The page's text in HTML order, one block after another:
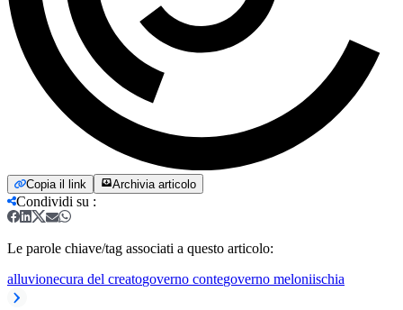
Copia il link Archivia articolo
Condividi su :
Le parole chiave/tag associati a questo articolo:
alluvionecura del creatogoverno contegoverno meloniischia